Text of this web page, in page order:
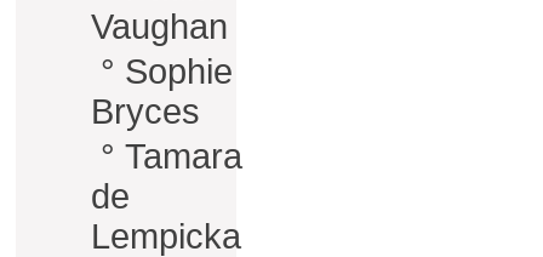
Vaughan
° Sophie
Bryces
° Tamara
de
Lempicka